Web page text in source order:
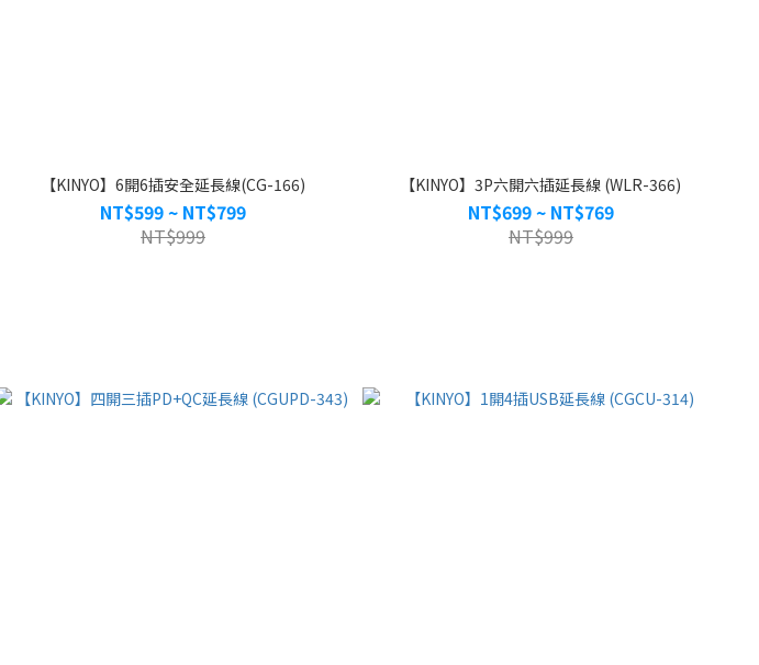
【KINYO】6開6插安全延長線(CG-166)
NT$599 ~ NT$799
NT$999
【KINYO】3P六開六插延長線 (WLR-366)
NT$699 ~ NT$769
NT$999